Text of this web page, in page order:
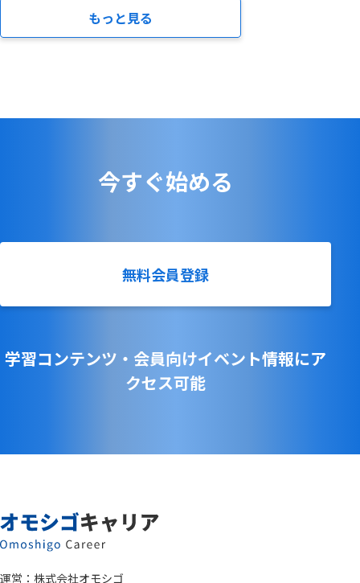
もっと見る
今すぐ始める
無料会員登録
学習コンテンツ・会員向けイベント情報にア
クセス可能
運営： 株式会社オモシゴ